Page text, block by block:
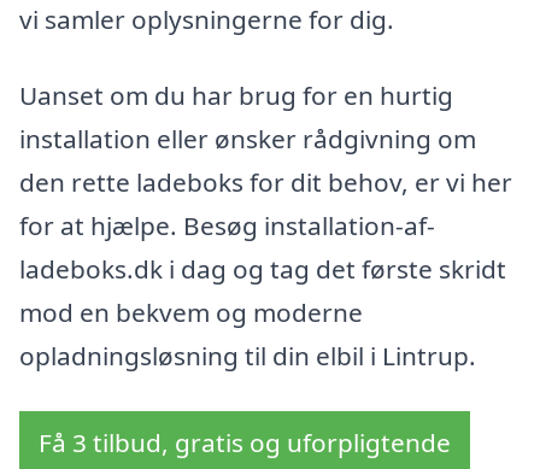
vi samler oplysningerne for dig.
Uanset om du har brug for en hurtig
installation eller ønsker rådgivning om
den rette ladeboks for dit behov, er vi her
for at hjælpe. Besøg installation-af-
ladeboks.dk i dag og tag det første skridt
mod en bekvem og moderne
opladningsløsning til din elbil i Lintrup.
Få 3 tilbud, gratis og uforpligtende